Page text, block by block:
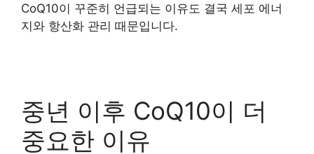
CoQ10이 꾸준히 언급되는 이유도 결국 세포 에너
지와 항산화 관리 때문입니다.
중년 이후 CoQ10이 더
중요한 이유